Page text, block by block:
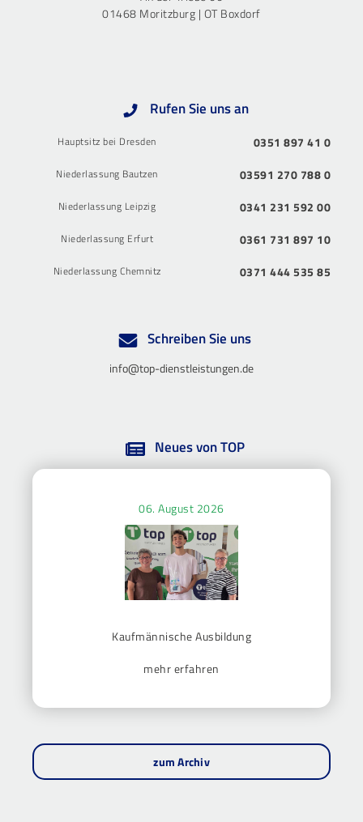
01468 Moritzburg | OT Boxdorf
Rufen Sie uns an
Hauptsitz bei Dresden 0351 897 41 0
Niederlassung Bautzen 03591 270 788 0
Niederlassung Leipzig 0341 231 592 00
Niederlassung Erfurt 0361 731 897 10
Niederlassung Chemnitz 0371 444 535 85
Schreiben Sie uns
info@top-dienstleistungen.de
Neues von TOP
06. August 2026
Kaufmännische Ausbildung
mehr erfahren
zum Archiv